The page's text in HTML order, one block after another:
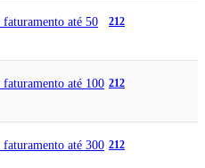
até 50
212
até 100 212
até 300 212